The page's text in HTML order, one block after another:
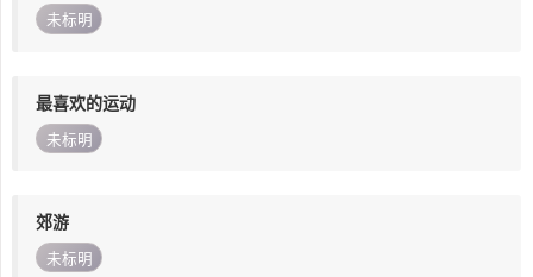
未标明
最喜欢的运动
未标明
郊游
未标明